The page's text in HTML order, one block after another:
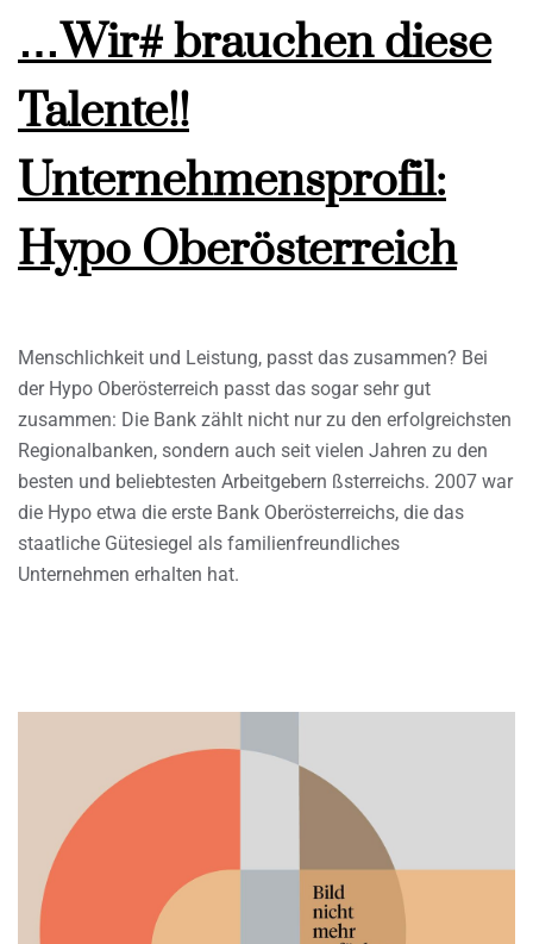
…Wir# brauchen diese
Talente!!
Unternehmensprofil:
Hypo Oberösterreich
Menschlichkeit und Leistung, passt das zusammen? Bei
der Hypo Oberösterreich passt das sogar sehr gut
zusammen: Die Bank zählt nicht nur zu den erfolgreichsten
Regionalbanken, sondern auch seit vielen Jahren zu den
besten und beliebtesten Arbeitgebern ßsterreichs. 2007 war
die Hypo etwa die erste Bank Oberösterreichs, die das
staatliche Gütesiegel als familienfreundliches
Unternehmen erhalten hat.